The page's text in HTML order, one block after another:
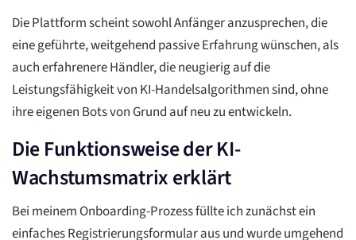
Die Plattform scheint sowohl Anfänger anzusprechen, die
eine geführte, weitgehend passive Erfahrung wünschen, als
auch erfahrenere Händler, die neugierig auf die
Leistungsfähigkeit von KI-Handelsalgorithmen sind, ohne
ihre eigenen Bots von Grund auf neu zu entwickeln.
Die Funktionsweise der KI-
Wachstumsmatrix erklärt
Bei meinem Onboarding-Prozess füllte ich zunächst ein
einfaches Registrierungsformular aus und wurde umgehend